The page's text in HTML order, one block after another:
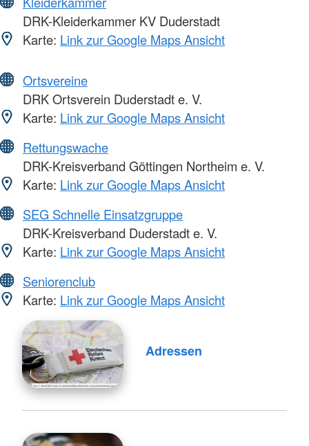
DRK-Kleiderkammer KV Duderstadt
Karte: Link zur Google Maps Ansicht
Ortsvereine
DRK Ortsverein Duderstadt e. V.
Karte: Link zur Google Maps Ansicht
Rettungswache
DRK-Kreisverband Göttingen Northeim e. V.
Karte: Link zur Google Maps Ansicht
SEG Schnelle Einsatzgruppe
DRK-Kreisverband Duderstadt e. V.
Karte: Link zur Google Maps Ansicht
Seniorenclub
Karte: Link zur Google Maps Ansicht
Adressen